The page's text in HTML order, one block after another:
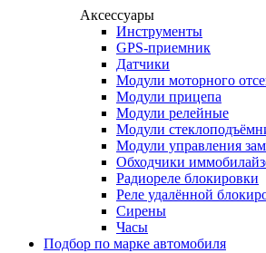
Аксессуары
Инструменты
GPS-приемник
Датчики
Модули моторного
Модули прицепа
Модули релейные
Модули
Модули управления
Обходчики
Радиореле блокировки
Реле удалённой
Сирены
Часы
Подбор по марке автомобиля